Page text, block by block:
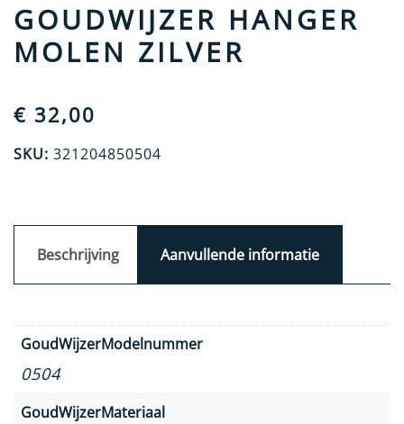
GOUDWIJZER HANGER
MOLEN ZILVER
€ 32,00
SKU: 321204850504
Beschrijving Aanvullende informatie
GoudWijzerModelnummer
0504
GoudWijzerMateriaal